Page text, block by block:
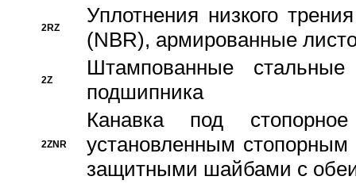
2RZ
Уплотнения низкого
(NBR), армированные
2Z
Штампованные
подшипника
2ZNR
Канавка под
установленным
защитными шайбами с